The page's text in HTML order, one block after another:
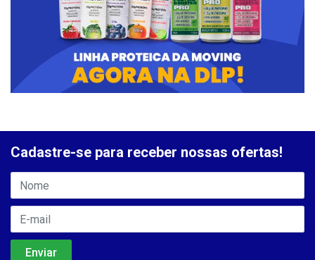
Cadastre-se para receber nossas ofertas!